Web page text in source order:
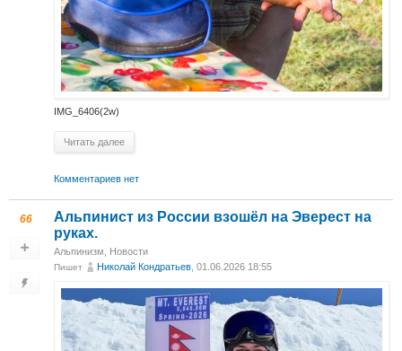
IMG_6406(2w)
Читать далее
Комментариев нет
66
Альпинист из России взошёл на Эверест на
руках.
Альпинизм Новости
Пишет Николай Кондратьев , 01.06.2026 18:55